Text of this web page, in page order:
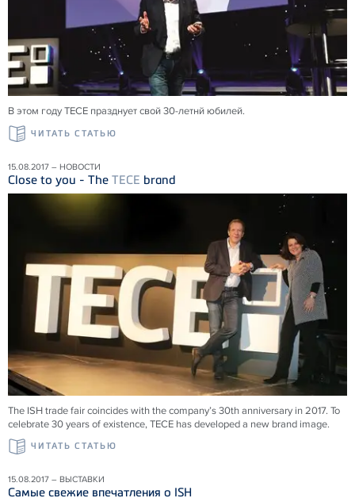
В этом году ТЕСЕ празднует свой 30-летнй юбилей.
ЧИТАТЬ СТАТЬЮ
15.08.2017 – НОВОСТИ
Close to you - The TECE brand
The ISH trade fair coincides with the company’s 30th anniversary in 2017. To
celebrate 30 years of existence, TECE has developed a new brand image.
ЧИТАТЬ СТАТЬЮ
15.08.2017 – ВЫСТАВКИ
Самые свежие впечатления о ISH